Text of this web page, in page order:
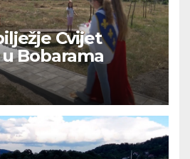
Cvijet
Bobarama